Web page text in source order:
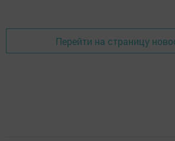
Перейти на страницу